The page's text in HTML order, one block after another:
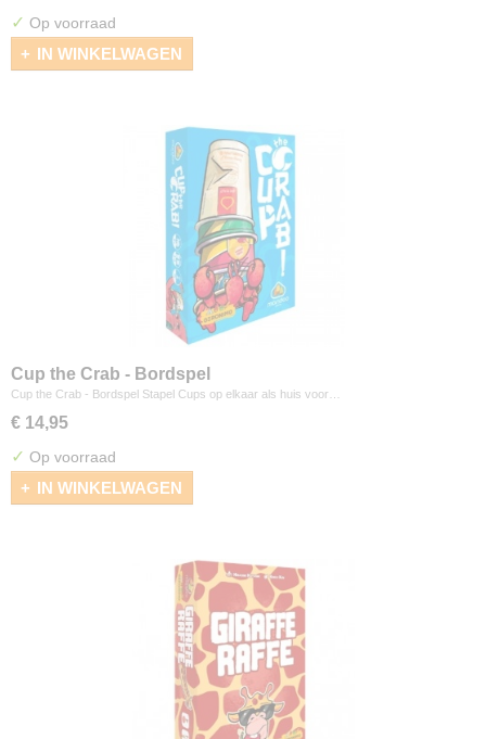
✓ Op voorraad
IN WINKELWAGEN
Cup the Crab - Bordspel
Cup the Crab - Bordspel Stapel Cups op elkaar als huis voor…
€ 14,95
✓ Op voorraad
IN WINKELWAGEN